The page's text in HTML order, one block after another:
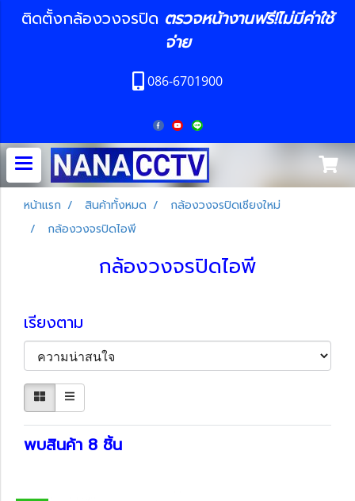
ติดตั้งกล้องวงจรปิด ตรวจหน้างานฟรี!ไม่มีค่าใช้
จ่าย
086-6701900
หน้าแรก สินค้าทั้งหมด
กล้องวงจรปิดเชียงใหม่
กล้องวงจรปิดไอพี
กล้องวงจรปิดไอพี
เรียงตาม
พบสินค้า 8 ชิ้น